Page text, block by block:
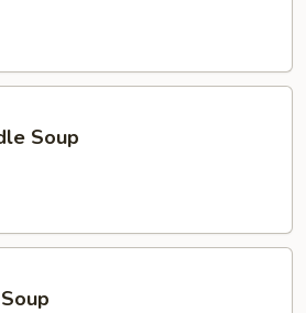
Soup